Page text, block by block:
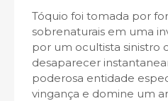
Tóquio foi tomada por
sobrenaturais em uma
por um ocultista sinistro
desaparecer
poderosa entidade
vingança e domine um